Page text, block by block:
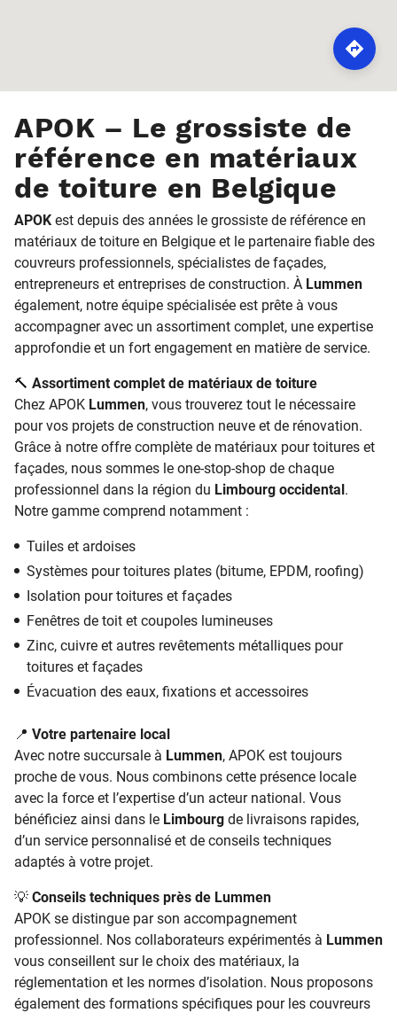
ROUTE
APOK – Le grossiste de
référence en matériaux
de toiture en Belgique
APOK est depuis des années le grossiste de référence en
matériaux de toiture en Belgique et le partenaire fiable des
couvreurs professionnels, spécialistes de façades,
entrepreneurs et entreprises de construction. À Lummen
également, notre équipe spécialisée est prête à vous
accompagner avec un assortiment complet, une expertise
approfondie et un fort engagement en matière de service.
🔨 Assortiment complet de matériaux de toiture
Chez APOK Lummen, vous trouverez tout le nécessaire
pour vos projets de construction neuve et de rénovation.
Grâce à notre offre complète de matériaux pour toitures et
façades, nous sommes le one-stop-shop de chaque
professionnel dans la région du Limbourg occidental.
Notre gamme comprend notamment :
Tuiles et ardoises
Systèmes pour toitures plates (bitume, EPDM, roofing)
Isolation pour toitures et façades
Fenêtres de toit et coupoles lumineuses
Zinc, cuivre et autres revêtements métalliques pour
toitures et façades
Évacuation des eaux, fixations et accessoires
📍 Votre partenaire local
Avec notre succursale à Lummen, APOK est toujours
proche de vous. Nous combinons cette présence locale
avec la force et l’expertise d’un acteur national. Vous
bénéficiez ainsi dans le Limbourg de livraisons rapides,
d’un service personnalisé et de conseils techniques
adaptés à votre projet.
💡 Conseils techniques près de Lummen
APOK se distingue par son accompagnement
professionnel. Nos collaborateurs expérimentés à Lummen
vous conseillent sur le choix des matériaux, la
réglementation et les normes d’isolation. Nous proposons
également des formations spécifiques pour les couvreurs